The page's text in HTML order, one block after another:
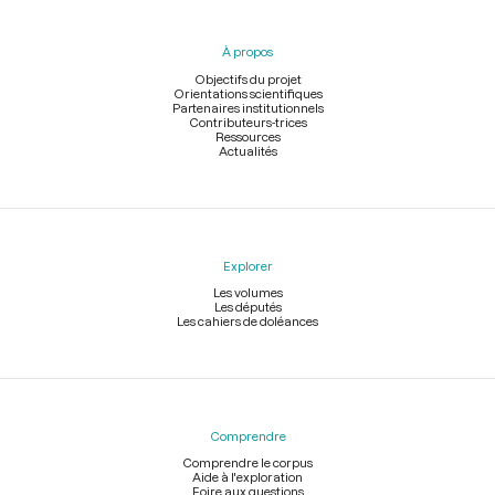
À propos
Objectifs du projet
Orientations scientifiques
Partenaires institutionnels
Contributeurs-trices
Ressources
Actualités
Explorer
Les volumes
Les députés
Les cahiers de doléances
Comprendre
Comprendre le corpus
Aide à l'exploration
Foire aux questions